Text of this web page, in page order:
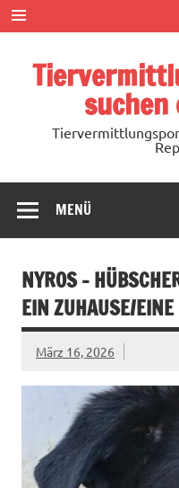
Zum
Inhalt
springen
suchen
MENÜ
NYROS –
EIN ZUHAUSE/
März 16, 2026